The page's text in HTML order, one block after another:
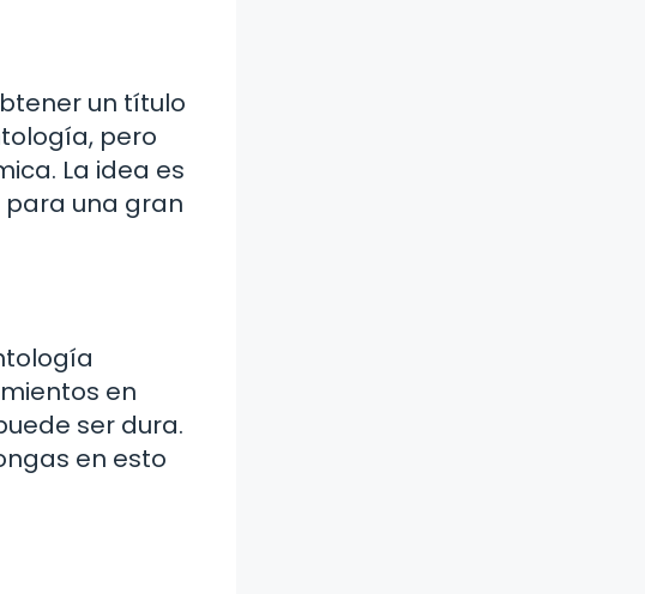
un título
pero
La idea es
para una gran
en
ser dura.
en esto